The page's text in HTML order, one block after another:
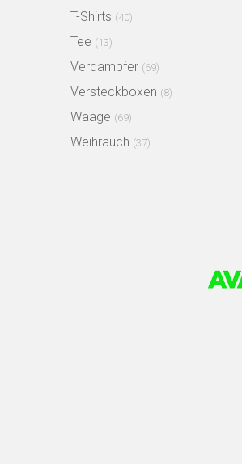
T-Shirts (40)
Tee (13)
Verdampfer (69)
Versteckboxen (8)
Waage (69)
Weihrauch (37)